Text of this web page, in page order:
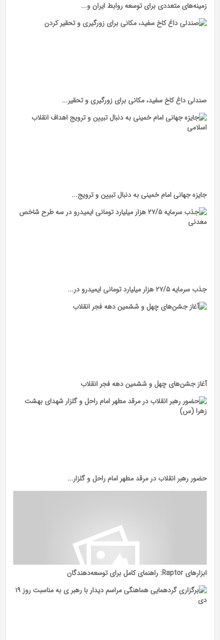
زمینه‌های متعددی برای توسعه روابط ایران و...
صندلی داغ کاخ سفید، مکانی برای زورگیری و تحقیر...
جایزه جهانی امام خمینی به دنبال تبیین و ترویج...
جذب سرمایه ۲۷/۵ هزار میلیارد تومانی ایمیدرو در...
آغاز جشن‌های چهل و ششمین دهه فجر انقلاب
حضور رهبر انقلاب در مرقد مطهر امام راحل و گلزار...
ابزارهای Raptor: راهنمای کامل برای توسعه‌دهندگان